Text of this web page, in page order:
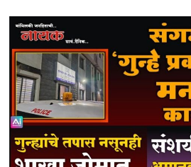
p
p
ok ge